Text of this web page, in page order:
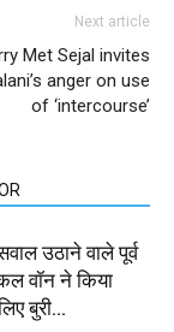
Next article
Met Sejal invites
anger on use
of ‘intercourse’
उठाने वाले पूर्व
वॉन ने किया
बुरी...